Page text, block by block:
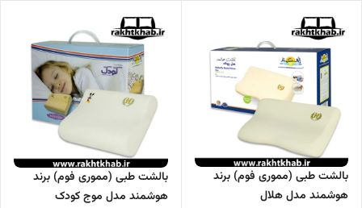
بالشت طبی (مموری فوم) برند
هوشمند مدل هلال
بالشت طبی (مموری فوم) برند
هوشمند مدل موج کودک